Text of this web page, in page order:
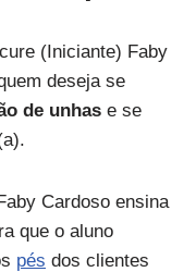
(Iniciante) Faby
deseja se
de unhas e se
Cardoso ensina
que o aluno
pés dos clientes